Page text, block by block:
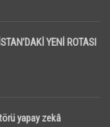
YENİ ROTASI
yapay zekâ